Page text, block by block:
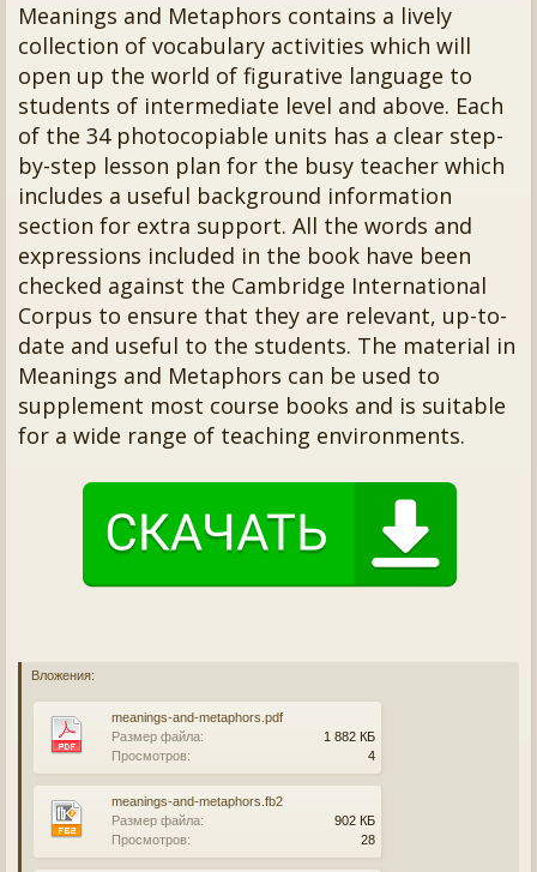
Meanings and Metaphors contains a lively
collection of vocabulary activities which will
open up the world of figurative language to
students of intermediate level and above. Each
of the 34 photocopiable units has a clear step-
by-step lesson plan for the busy teacher which
includes a useful background information
section for extra support. All the words and
expressions included in the book have been
checked against the Cambridge International
Corpus to ensure that they are relevant, up-to-
date and useful to the students. The material in
Meanings and Metaphors can be used to
supplement most course books and is suitable
for a wide range of teaching environments.
Вложения:
meanings-and-metaphors.pdf
Размер файла:
1 882 КБ
Просмотров:
4
meanings-and-metaphors.fb2
Размер файла:
902 КБ
Просмотров:
28